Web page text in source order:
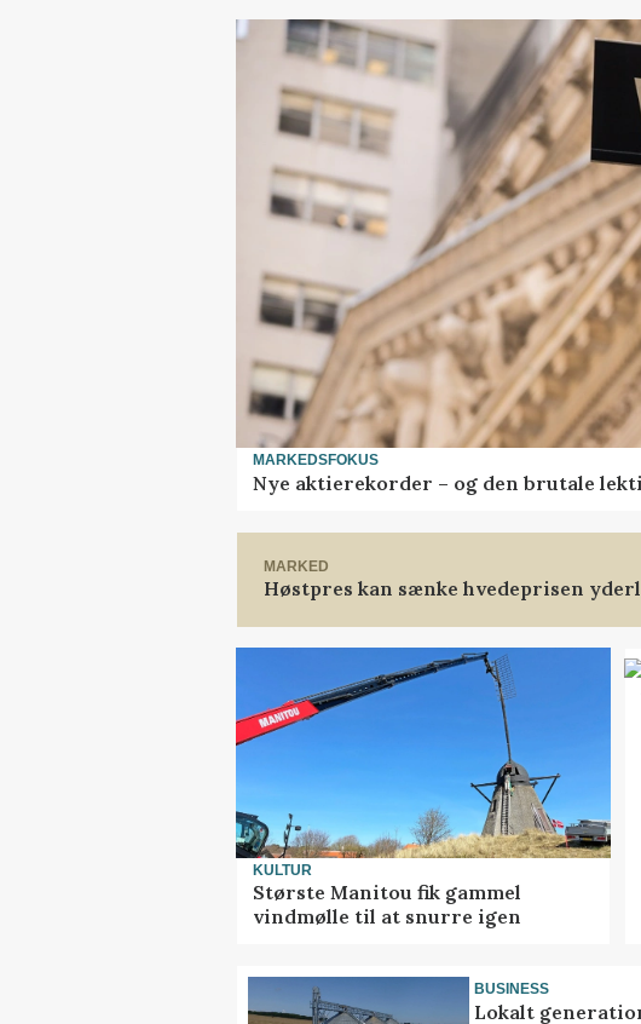
MARKEDSFOKUS
Nye aktierekorder – og den brutale
MARKED
Høstpres kan sænke hvedeprisen
KULTUR
Største Manitou fik gammel
vindmølle til at snurre igen
BUSINESS
Lokalt